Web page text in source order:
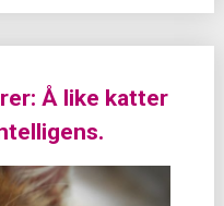
Å like katter